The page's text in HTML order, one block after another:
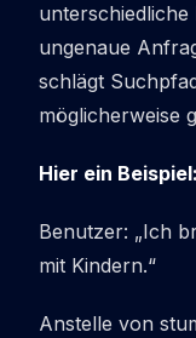
ungenaue
schlägt
möglicherweise
Hier ein Beispiel:
Benutzer: „Ich
mit Kindern.“
Anstelle von